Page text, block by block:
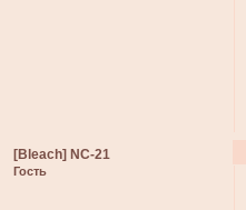
[Bleach] NC-21
Гость